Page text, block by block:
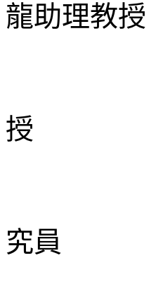
龍助理教授
俞振
授
究員